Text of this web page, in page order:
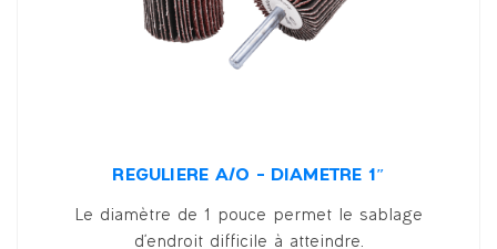
RÉGULIÈRE A/O – DIAMÈTRE 1″
Le diamètre de 1 pouce permet le sablage
d'endroit difficile à atteindre.